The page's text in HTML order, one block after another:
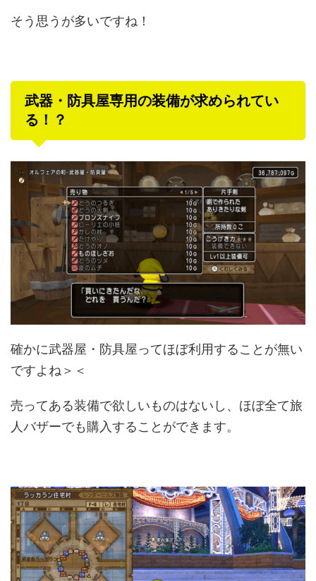
そう思うが多いですね！
武器・防具屋専用の装備が求められてい
る！？
確かに武器屋・防具屋ってほぼ利用することが無い
ですよね＞＜
売ってある装備で欲しいものはないし、ほぼ全て旅
人バザーでも購入することができます。